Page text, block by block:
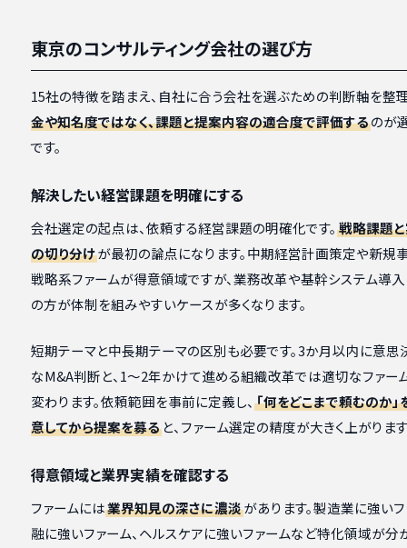
東京のコンサルティング会社の選び方
15社の特徴を踏まえ、自社に合う会社を選ぶための判断軸を整理
金や知名度ではなく、課題と提案内容の適合度で評価するのが
です。
解決したい経営課題を明確にする
会社選定の起点は、依頼する経営課題の明確化です。 戦略課題
の切り分けが最初の論点になります。中期経営計画策定や新規
戦略系ファームが得意領域ですが、業務改革や基幹システム導
の方が体制を組みやすいケースが多くなります。
短期テーマと中長期テーマの区別も必要です。3か月以内に意
なM&A判断と、1〜2年かけて進める組織改革では適切なファー
変わります。依頼範囲を事前に定義し、 「何をどこまで頼むのか
意してから提案を募ると、ファーム選定の精度が大きく上がります
得意領域と業界実績を確認する
ファームには業界知見の深さに濃淡があります。製造業に強いフ
融に強いファーム、ヘルスケアに強いファームなど特化領域が分